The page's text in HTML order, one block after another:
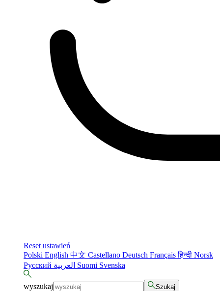
Reset ustawień
Polski English 中文 Castellano Deutsch Françaisहिन्दी Norsk
Русский
Suomi Svenska
wyszukaj Szukaj